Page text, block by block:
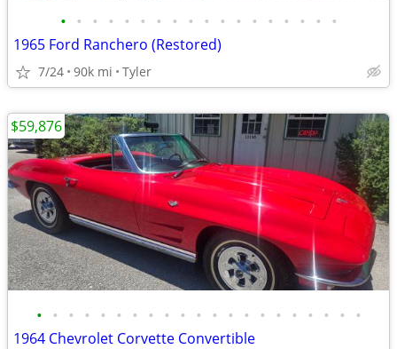
• • • • • • • • • • • • • • • • • •
1965 Ford Ranchero (Restored)
7/24 90k mi Tyler
• • • • • • • • • • • • • • • • • • • • •
1964 Chevrolet Corvette Convertible
$59,876